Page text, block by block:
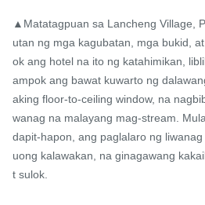
▲Matatagpuan sa Lancheng Village,
utan ng mga kagubatan, mga bukid,
ok ang hotel na ito ng katahimikan,
ampok ang bawat kuwarto ng
aking floor-to-ceiling window, na
wanag na malayang mag-stream.
dapit-hapon, ang paglalaro ng
uong kalawakan, na ginagawang
t sulok.